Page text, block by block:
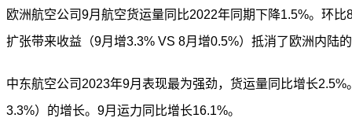
欧洲航空公司9月 航空货运量同比2022年同期下降1.5%。环
扩张带来收益（9月增3.3% VS 8月增0.5%）抵消了欧洲内陆
中东航空公司2023年9月表现最为强劲，货运量同比增长
3.3%）的增长。9月运力同比增长16.1%。